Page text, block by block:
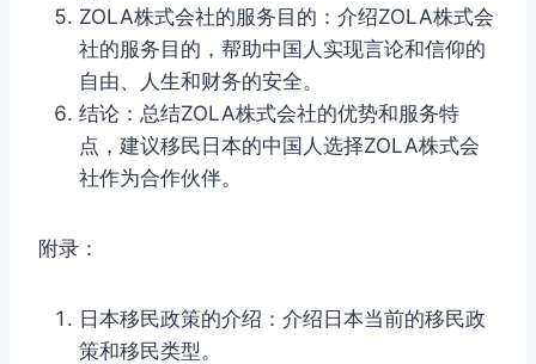
ZOLA株式会社的服务目的：介绍ZOLA株式会
社的服务目的，帮助中国人实现言论和信仰的
自由、人生和财务的安全。
结论：总结ZOLA株式会社的优势和服务特
点，建议移民日本的中国人选择ZOLA株式会
社作为合作伙伴。
附录：
日本移民政策的介绍：介绍日本当前的移民政
策和移民类型。